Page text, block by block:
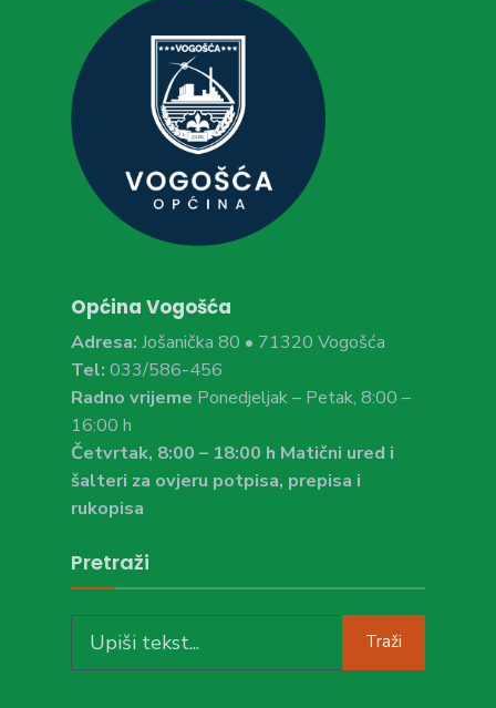
Općina Vogošća
Adresa: Jošanička 80 • 71320 Vogošća
Tel: 033/586-456
Radno vrijeme Ponedjeljak – Petak, 8:00 –
16:00 h
Četvrtak, 8:00 – 18:00 h Matični ured i
šalteri za ovjeru potpisa, prepisa i
rukopisa
Pretraži
for:
Traži